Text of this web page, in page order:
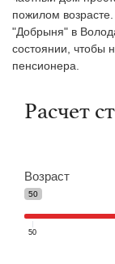
пожилом
"Добрыня" в
состоянии, чтобы
пенсионера.
Расчет